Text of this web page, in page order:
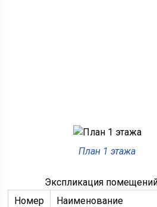
План 1 этажа
Экспликация
Номер
Наименование